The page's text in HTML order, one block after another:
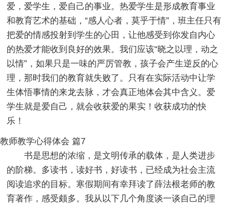
爱，爱学生，爱自己的事业。热爱学生是形成教育事业
和教育艺术的基础，“感人心者，莫乎于情”，班主任只有
把爱的情感投射到学生的心田，让他感受到你发自内心
的热爱才能收到良好的效果。我们应该“晓之以理，动之
以情”，如果只是一味的严厉管教，孩子会产生逆反的心
理，那时我们的教育就失败了。只有在实际活动中让学
生体悟事情的来龙去脉，才会真正地体会其中含义。爱
学生就是爱自己，就会收获爱的果实！收获成功的快
乐！
教师教学心得体会 篇7
书是思想的浓缩，是文明传承的载体，是人类进步
的阶梯。多读书，读好书，好读书，已经成为社会主流
阅读追求的目标。寒假期间有幸拜读了薛法根老师的教
育著作，感受颇多。我从以下几个角度谈一谈自己的理